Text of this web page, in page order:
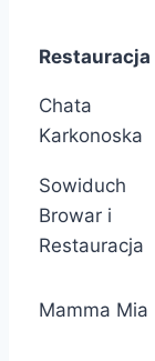
Restauracja
Chata
Karkonoska
Sowiduch
Browar i
Restauracja
Mamma Mia